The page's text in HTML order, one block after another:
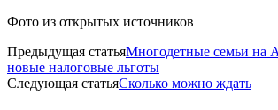
Фото из открытых источников
Предыдущая статьяМногодетные семьи на
новые налоговые льготы
Следующая статьяСколько можно ждать